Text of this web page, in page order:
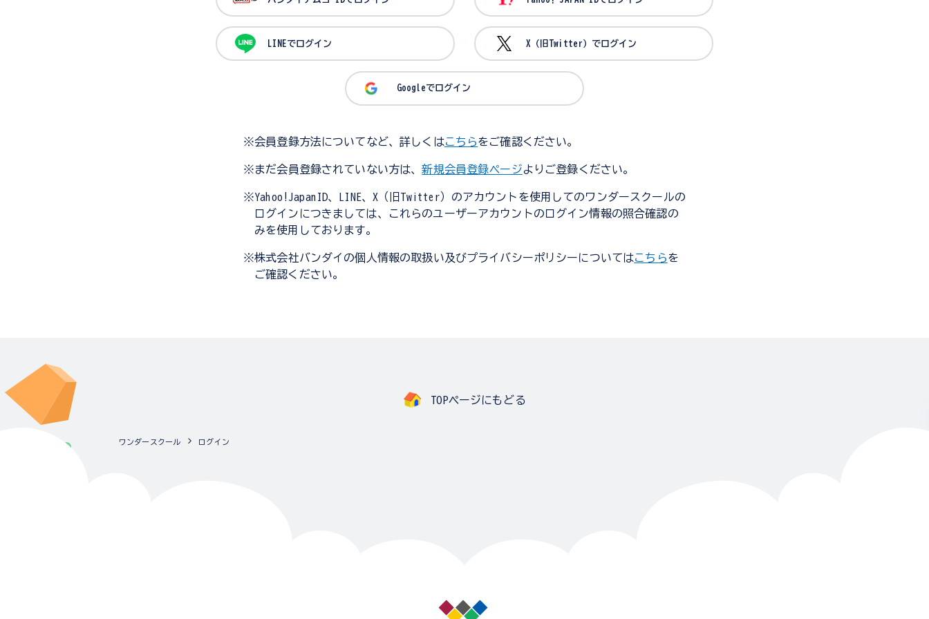
LINEでログイン X（旧Twitter）でログイン
Googleでログイン
※会員登録方法についてなど、詳しくはこちらをご確認ください。
※まだ会員登録されていない方は、新規会員登録ページよりご登録ください。
※Yahoo!JapanID、LINE、X（旧Twitter）のアカウントを使用してのワンダースクールの
ログインにつきましては、これらのユーザーアカウントのログイン情報の照合確認の
みを使用しております。
※株式会社バンダイの個人情報の取扱い及びプライバシーポリシーについてはこちらを
ご確認ください。
TOPページにもどる
ワンダースクール ログイン